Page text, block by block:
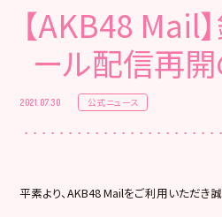
【AKB48 Mail
ール配信再
2021.07.30 公式ニュース
平素より、AKB48 Mailをご利用いただき